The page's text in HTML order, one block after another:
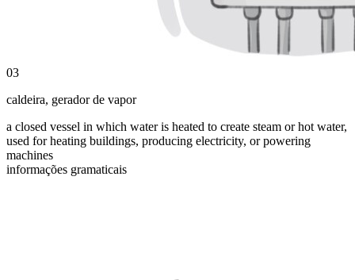
03
caldeira, gerador de vapor
a closed vessel in which water is heated to create steam or hot water,
used for heating buildings, producing electricity, or powering
machines
informações gramaticais